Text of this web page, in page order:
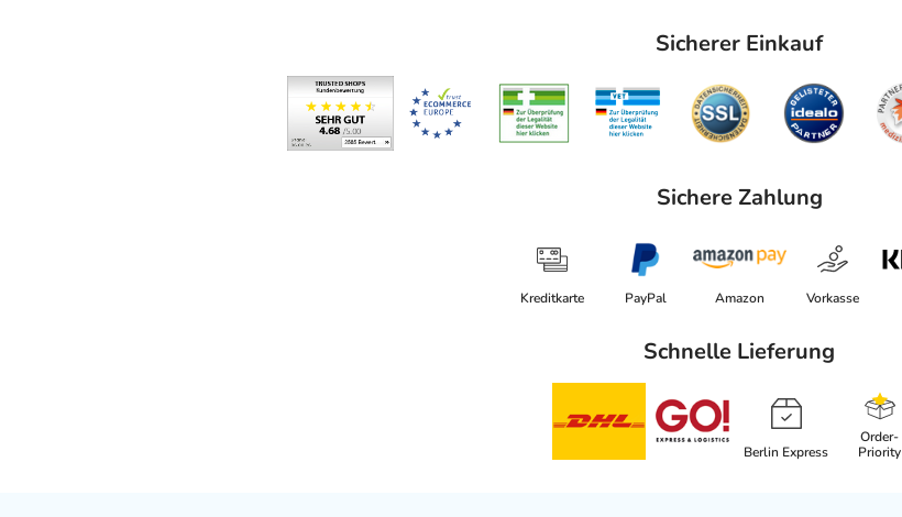
Sicherer Einkauf
Sichere Zahlung
Kreditkarte PayPal Amazon Vorkasse
Schnelle Lieferung
Berlin Express
Order-
Priority